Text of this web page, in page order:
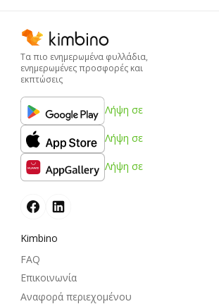
Τα πιο ενημερωμένα φυλλάδια,
ενημερωμένες προσφορές και
εκπτώσεις
Λήψη σε
Λήψη σε
Λήψη σε
Kimbino
FAQ
Επικοινωνία
Αναφορά περιεχομένου